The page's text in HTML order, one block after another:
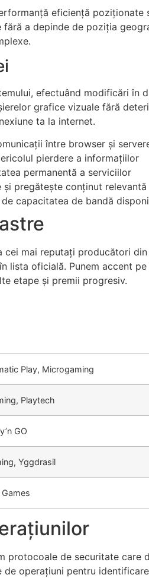
eficiență
a depinde de poziția
efectuând modificări în
grafice vizuale fără
ta la internet.
între browser și
pierdere a informațiilor
permanentă a serviciilor
pregătește conținut relevantă
capacitatea de bandă
mai reputați producători
oficială. Punem accent
etape și premii progresiv.
Play, Microgaming
Playtech
GO
Yggdrasil
de securitate care
operațiuni pentru